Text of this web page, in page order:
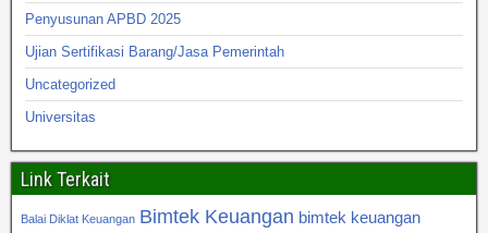
Penyusunan APBD 2025
Ujian Sertifikasi Barang/Jasa Pemerintah
Uncategorized
Universitas
Link Terkait
Balai Diklat Keuangan Bimtek Keuangan bimtek keuangan